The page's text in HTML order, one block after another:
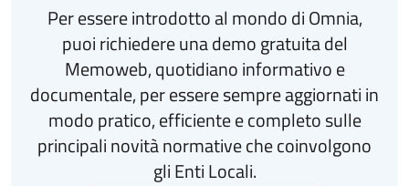
Per essere introdotto al mondo di Omnia,
puoi richiedere una demo gratuita del
Memoweb, quotidiano informativo e
documentale, per essere sempre aggiornati in
modo pratico, efficiente e completo sulle
principali novità normative che coinvolgono
gli Enti Locali.